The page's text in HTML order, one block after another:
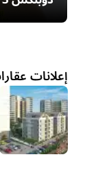
– التجمع
إعلانات